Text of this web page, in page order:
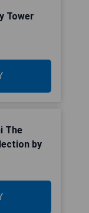
Tower
The
by